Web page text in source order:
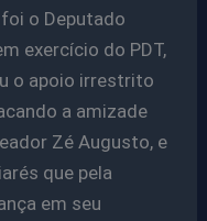
o Deputado
exercício do PDT,
o apoio irrestrito
a amizade
Zé Augusto, e
que pela
em seu